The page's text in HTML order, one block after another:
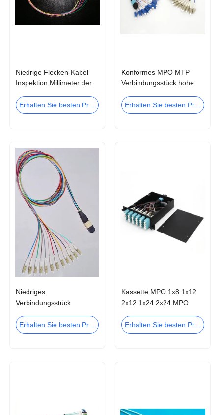
Niedrige Flecken-Kabel
Inspektion Millimeter der
10m MPO MTP Faserart
Erhalten Sie besten Preis
Konformes MPO MTP
Verbindungsstück hohe
Kabeln
Erhalten Sie besten Preis
Niedriges
Verbindungsstück
Millimeter MPO MTP mit
Geschirr-Flecken-Kabeln
Erhalten Sie besten Preis
Kassette MPO 1x8 1x12
2x12 1x24 2x24 MPO
Erhalten Sie besten Preis